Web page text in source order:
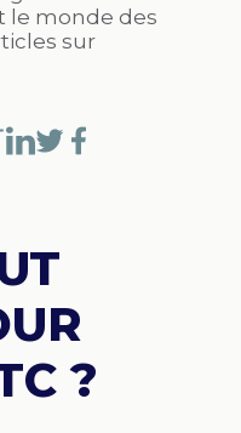
le monde des
sur
?